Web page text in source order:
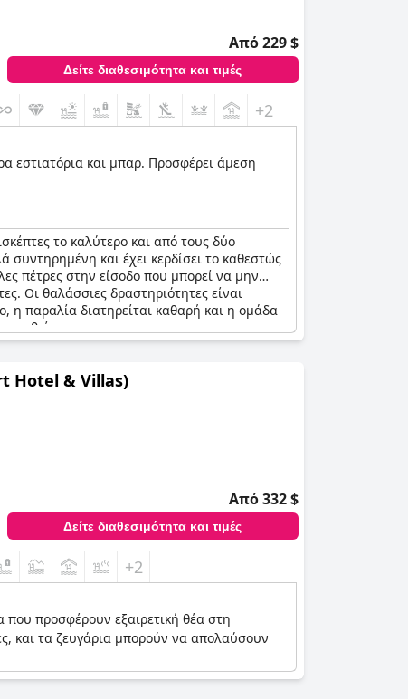
Από 229 $
Δείτε διαθεσιμότητα και τιμές
+2
εστιατόρια και μπαρ. Προσφέρει άμεση
το καλύτερο και από τους δύο
και έχει κερδίσει το καθεστώς
πέτρες στην είσοδο που μπορεί να μην
Οι θαλάσσιες δραστηριότητες είναι
η παραλία διατηρείται καθαρή και η ομάδα
Hotel & Villas)
Από 332 $
Δείτε διαθεσιμότητα και τιμές
+2
προσφέρουν εξαιρετική θέα στη
και τα ζευγάρια μπορούν να απολαύσουν